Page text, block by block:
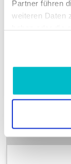
Partner führen
weiteren Daten